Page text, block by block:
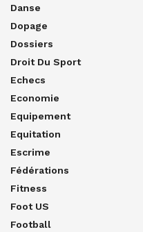
Danse
Dopage
Dossiers
Droit Du Sport
Echecs
Economie
Equipement
Equitation
Escrime
Fédérations
Fitness
Foot US
Football